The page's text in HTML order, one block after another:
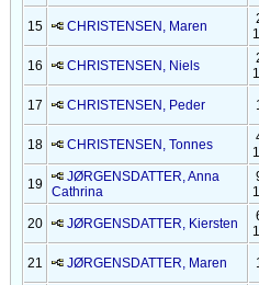
15 CHRISTENSEN, Maren
16 CHRISTENSEN, Niels
17 CHRISTENSEN, Peder
18 CHRISTENSEN, Tonnes
19
JØRGENSDATTER, Anna
Cathrina
20 JØRGENSDATTER, Kiersten
21 JØRGENSDATTER, Maren